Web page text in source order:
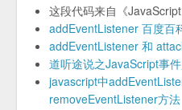
这段代码来自《
addEventListener 百度百
addEventListener 和
道听途说之JavaScript事
javascript中
removeEventListener方法